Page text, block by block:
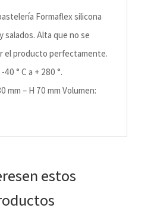
Formaflex silicona
salados. Alta que no se
el producto perfectamente.
° C a + 280 °.
mm – H 70 mm Volumen:
estos